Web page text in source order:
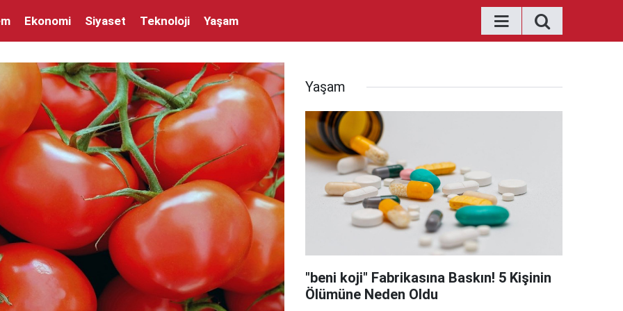
Ekonomi Siyaset Teknoloji Yaşam
Yaşam
"beni koji" Fabrikasına Baskın! 5 Kişinin
Ölümüne Neden Oldu